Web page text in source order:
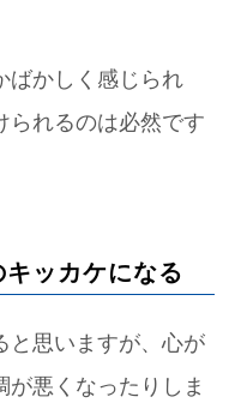
ばかしく感じられ
られるのは必然です
ッカケになる
と思いますが、心が
悪くなったりしま